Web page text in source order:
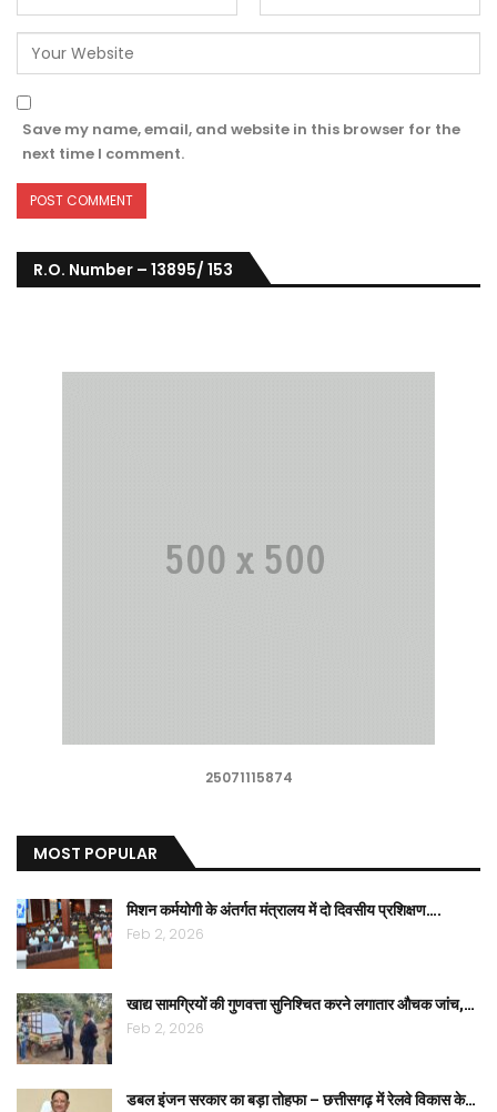
Save my name, email, and website in this browser for the
next time I comment.
R.O. Number – 13895/ 153
25071115874
MOST POPULAR
मिशन कर्मयोगी के अंतर्गत मंत्रालय में दो दिवसीय प्रशिक्षण….
Feb 2, 2026
खाद्य सामग्रियों की गुणवत्ता सुनिश्चित करने लगातार औचक जांच,…
Feb 2, 2026
डबल इंजन सरकार का बड़ा तोहफा – छत्तीसगढ़ में रेलवे विकास के…